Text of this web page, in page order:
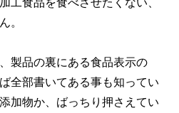
。
製品の裏にある食品表示の
全部書いてある事も知ってい
加物か、ばっちり押さえてい